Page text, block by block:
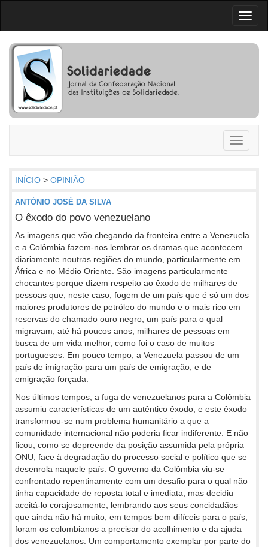
Toggle
INÍCIO > OPINIÃO
ANTÓNIO JOSÉ DA SILVA
O êxodo do povo venezuelano
As imagens que vão chegando da fronteira entre a Venezuela
e a Colômbia fazem-nos lembrar os dramas que acontecem
diariamente noutras regiões do mundo, particularmente em
África e no Médio Oriente. São imagens particularmente
chocantes porque dizem respeito ao êxodo de milhares de
pessoas que, neste caso, fogem de um país que é só um dos
maiores produtores de petróleo do mundo e o mais rico em
reservas do chamado ouro negro, um país para o qual
migravam, até há poucos anos, milhares de pessoas em
busca de um vida melhor, como foi o caso de muitos
portugueses. Em pouco tempo, a Venezuela passou de um
país de imigração para um país de emigração, e de
emigração forçada.
Nos últimos tempos, a fuga de venezuelanos para a Colômbia
assumiu características de um autêntico êxodo, e este êxodo
transformou-se num problema humanitário a que a
comunidade internacional não poderia ficar indiferente. E não
ficou, como se depreende da posição assumida pela própria
ONU, face à degradação do processo social e político que se
desenrola naquele país. O governo da Colômbia viu-se
confrontado repentinamente com um desafio para o qual não
tinha capacidade de reposta total e imediata, mas decidiu
aceitá-lo corajosamente, lembrando aos seus concidadãos
que ainda não há muito, em tempos bem difíceis para o país,
foram os colombianos a precisar do acolhimento e da ajuda
dos venezuelanos. Um comportamento exemplar por parte do